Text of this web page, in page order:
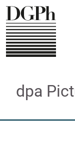
Direkt
zum
Inhalt
dpa